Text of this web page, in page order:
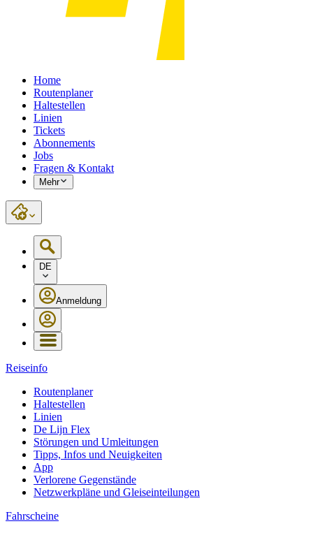
Home
Routenplaner
Haltestellen
Linien
Tickets
Abonnements
Jobs
Fragen & Kontakt
Mehr
DE
Anmeldung
Reiseinfo
Routenplaner
Haltestellen
Linien
De Lijn Flex
Störungen und Umleitungen
Tipps, Infos und Neuigkeiten
App
Verlorene Gegenstände
Netzwerkpläne und Gleiseinteilungen
Fahrscheine